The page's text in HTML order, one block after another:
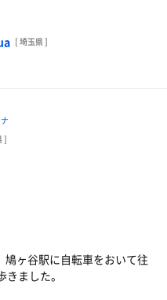
来てもまだまだ入っていた
てくれるサウナ、水風呂、
[ 埼玉県 ]
]
ヶ谷駅に自転車をおいて往
ました。